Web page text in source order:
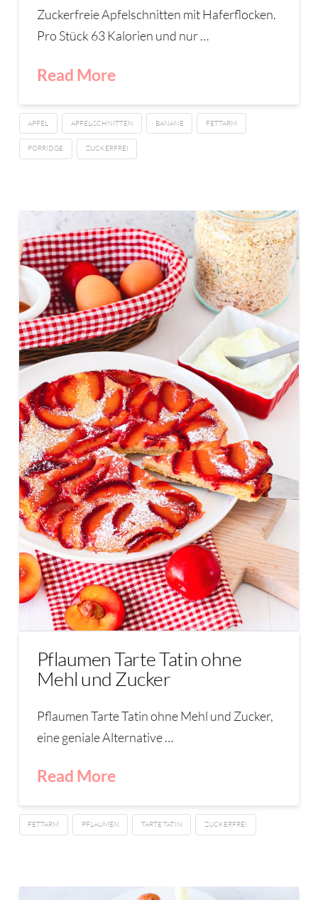
Zuckerfreie Apfelschnitten mit Haferflocken.
Pro Stück 63 Kalorien und nur …
Read More
APFEL APFEL-SCHNITTEN BANANE FETTARM
PORRIDGE ZUCKERFREI
Pflaumen Tarte Tatin ohne
Mehl und Zucker
Pflaumen Tarte Tatin ohne Mehl und Zucker,
eine geniale Alternative …
Read More
FETTARM PFLAUMEN TARTE TATIN ZUCKERFREI